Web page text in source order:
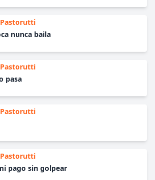
nunca baila
pasa
pago sin golpear